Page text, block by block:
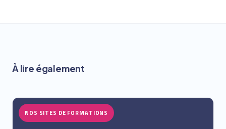
À lire également
NOS SITES DE FORMATIONS